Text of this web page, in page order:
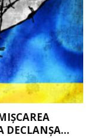
DECLANȘA...